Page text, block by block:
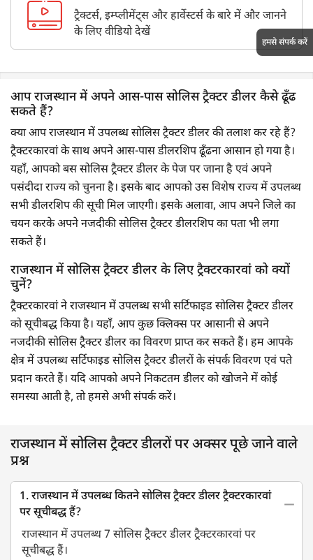
ट्रैक्टर्स, इम्प्लीमेंट्स और हार्वेस्टर्स के बारे में और जानने
के लिए वीडियो देखें
आप राजस्थान में अपने आस-पास सोलिस ट्रैक्टर डीलर कैसे ढूँढ
सकते हैं?
क्या आप राजस्थान में उपलब्ध सोलिस ट्रैक्टर डीलर की तलाश कर रहे हैं?
ट्रैक्टरकारवां के साथ अपने आस-पास डीलरशिप ढूँढना आसान हो गया है।
यहाँ, आपको बस सोलिस ट्रैक्टर डीलर के पेज पर जाना है एवं अपने
पसंदीदा राज्य को चुनना है। इसके बाद आपको उस विशेष राज्य में उपलब्ध
सभी डीलरशिप की सूची मिल जाएगी। इसके अलावा, आप अपने जिले का
चयन करके अपने नजदीकी सोलिस ट्रैक्टर डीलरशिप का पता भी लगा
सकते हैं।
राजस्थान में सोलिस ट्रैक्टर डीलर के लिए ट्रैक्टरकारवां को क्यों
चुनें?
ट्रैक्टरकारवां ने राजस्थान में उपलब्ध सभी सर्टिफाइड सोलिस ट्रैक्टर डीलर
को सूचीबद्ध किया है। यहाँ, आप कुछ क्लिक्स पर आसानी से अपने
नजदीकी सोलिस ट्रैक्टर डीलर का विवरण प्राप्त कर सकते हैं। हम आपके
क्षेत्र में उपलब्ध सर्टिफाइड सोलिस ट्रैक्टर डीलरों के संपर्क विवरण एवं पते
प्रदान करते हैं। यदि आपको अपने निकटतम डीलर को खोजने में कोई
समस्या आती है, तो हमसे अभी संपर्क करें।
राजस्थान में सोलिस ट्रैक्टर डीलरों पर अक्सर पूछे जाने वाले
प्रश्न
1. राजस्थान में उपलब्ध कितने सोलिस ट्रैक्टर डीलर ट्रैक्टरकारवां
पर सूचीबद्ध हैं?
राजस्थान में उपलब्ध 7 सोलिस ट्रैक्टर डीलर ट्रैक्टरकारवां पर
सूचीबद्ध हैं।
हमसे संपर्क करें